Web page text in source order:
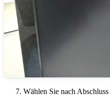
Wählen Sie nach Abschluss